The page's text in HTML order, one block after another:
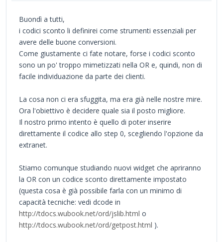
Buondì a tutti,
i codici sconto li definirei come strumenti essenziali per
avere delle buone conversioni.
Come giustamente ci fate notare, forse i codici sconto
sono un po' troppo mimetizzati nella OR e, quindi, non di
facile individuazione da parte dei clienti.
La cosa non ci era sfuggita, ma era già nelle nostre mire.
Ora l'obiettivo è decidere quale sia il posto migliore.
Il nostro primo intento è quello di poter inserire
direttamente il codice allo step 0, scegliendo l'opzione da
extranet.
Stiamo comunque studiando nuovi widget che apriranno
la OR con un codice sconto direttamente impostato
(questa cosa è già possibile farla con un minimo di
capacità tecniche: vedi dcode in
http://tdocs.wubook.net/ord/jslib.html o
http://tdocs.wubook.net/ord/getpost.html ).